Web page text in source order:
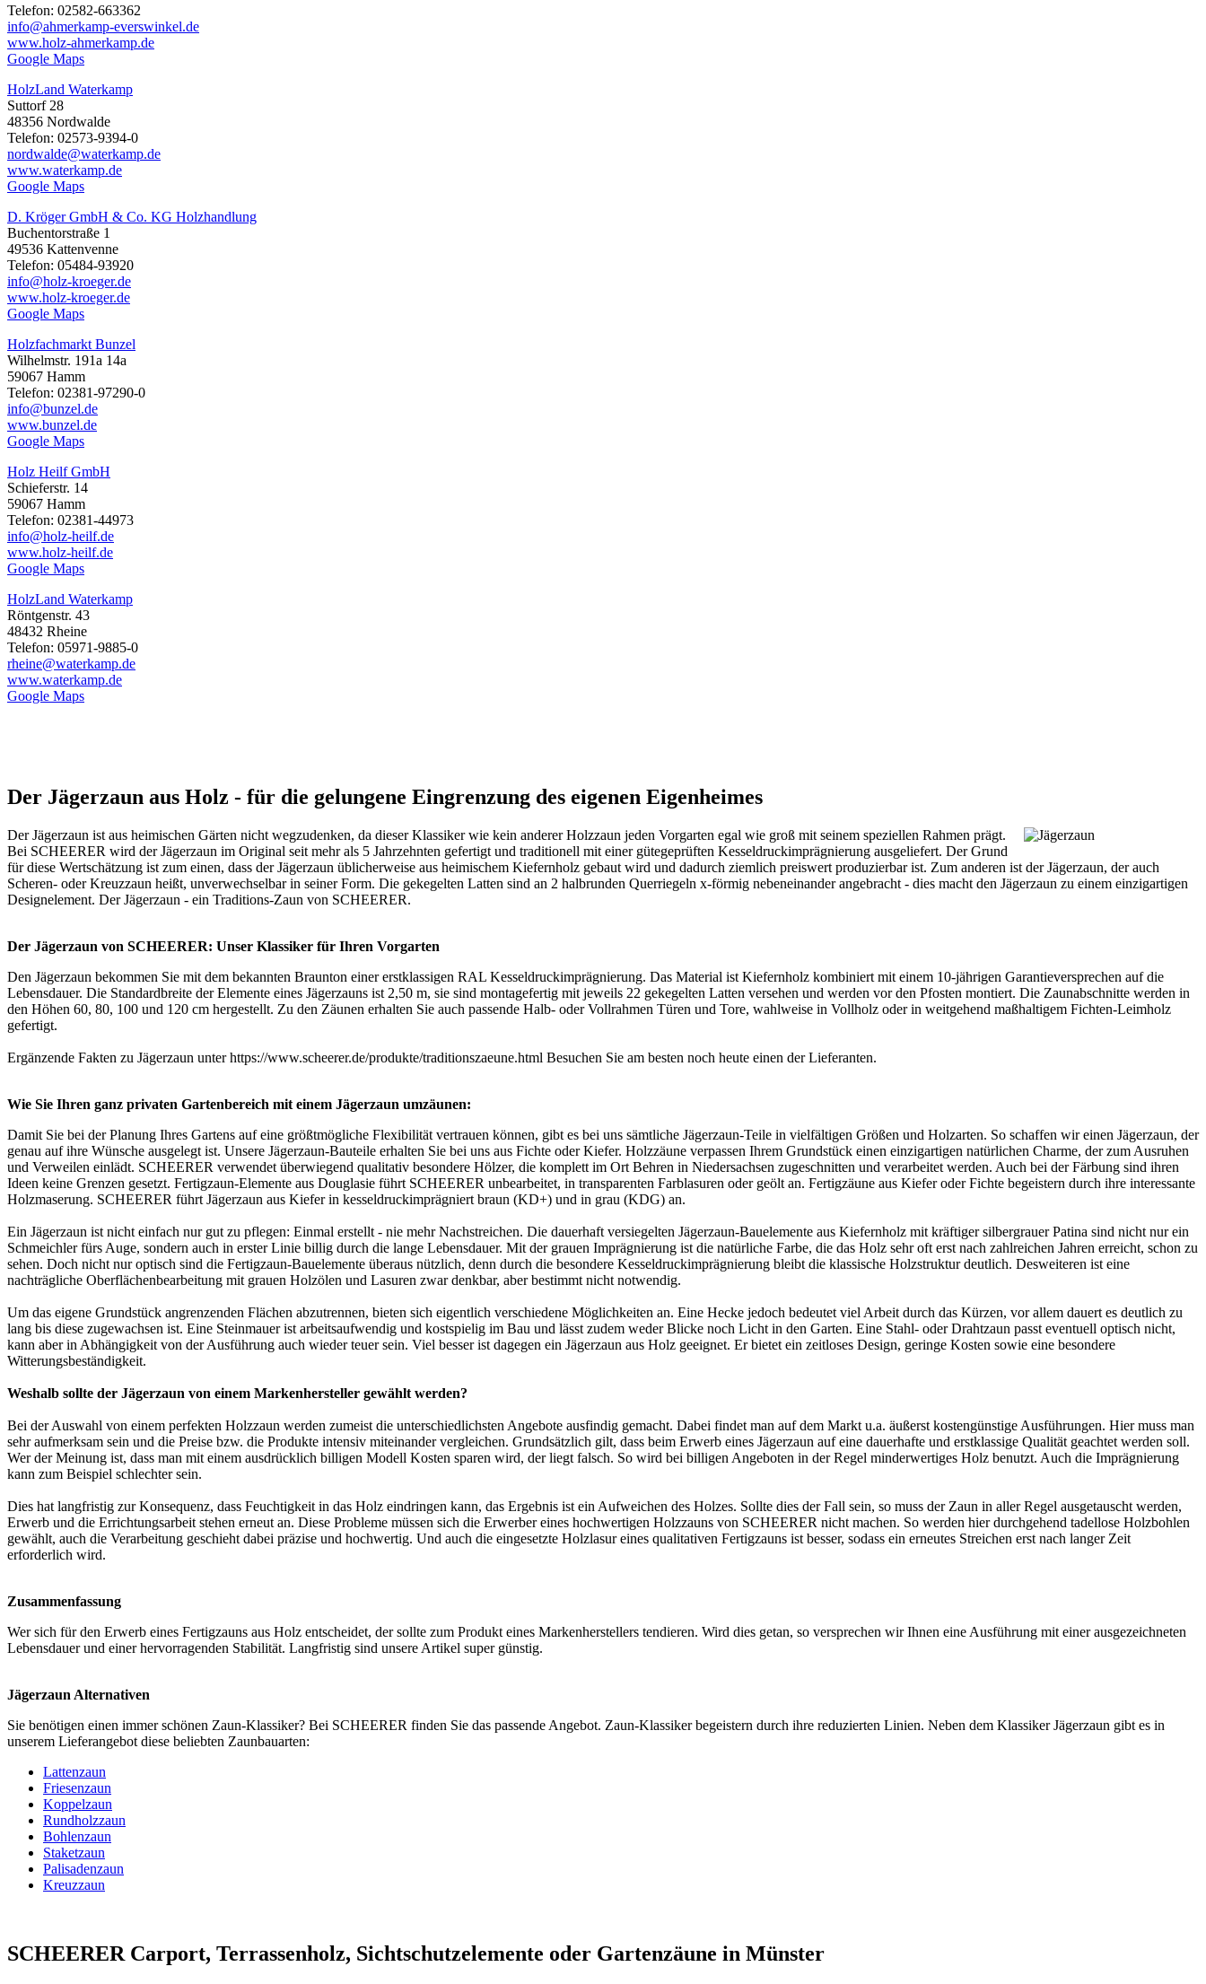
Telefon: 02582-663362
info@ahmerkamp-everswinkel.de
www.holz-ahmerkamp.de
Google Maps
HolzLand Waterkamp
Suttorf 28
48356 Nordwalde
Telefon: 02573-9394-0
nordwalde@waterkamp.de
www.waterkamp.de
Google Maps
D. Kröger GmbH & Co. KG Holzhandlung
Buchentorstraße 1
49536 Kattenvenne
Telefon: 05484-93920
info@holz-kroeger.de
www.holz-kroeger.de
Google Maps
Holzfachmarkt Bunzel
Wilhelmstr. 191a 14a
59067 Hamm
Telefon: 02381-97290-0
info@bunzel.de
www.bunzel.de
Google Maps
Holz Heilf GmbH
Schieferstr. 14
59067 Hamm
Telefon: 02381-44973
info@holz-heilf.de
www.holz-heilf.de
Google Maps
HolzLand Waterkamp
Röntgenstr. 43
48432 Rheine
Telefon: 05971-9885-0
rheine@waterkamp.de
www.waterkamp.de
Google Maps
Der Jägerzaun aus Holz - für die gelungene Eingrenzung des eigenen Eigenheimes
Der Jägerzaun ist aus heimischen Gärten nicht wegzudenken, da dieser Klassiker wie kein andererHolzzaun jeden Vorgarten egal wie groß mit seinem speziellen Rahmen prägt.
Bei SCHEERER wird der Jägerzaun im Original seit mehr als 5 Jahrzehnten gefertigt und traditionell mit einer gütegeprüften Kesseldruckimprägnierung ausgeliefert. Der Grund
für diese Wertschätzung ist zum einen, dass der Jägerzaun üblicherweise aus heimischem Kiefernholz gebaut wird und dadurch ziemlich preiswert produzierbar ist. Zum anderen ist der Jägerzaun, der auch
Scheren- oder Kreuzzaun heißt, unverwechselbar in seiner Form. Die gekegelten Latten sind an 2 halbrunden Querriegeln x-förmig nebeneinander angebracht - dies macht den Jägerzaun zu einem einzigartigen
Designelement. Der Jägerzaun - ein Traditions-Zaun von SCHEERER.
Der Jägerzaun von SCHEERER: Unser Klassiker für Ihren Vorgarten
Den Jägerzaun bekommen Sie mit dem bekannten Braunton einer erstklassigen RAL Kesseldruckimprägnierung. Das Material ist Kiefernholz kombiniert mit einem 10-jährigen Garantieversprechen auf die
Lebensdauer. Die Standardbreite der Elemente eines Jägerzauns ist 2,50 m, sie sind montagefertig mit jeweils 22 gekegelten Latten versehen und werden vor den Pfosten montiert. Die Zaunabschnitte werden in
den Höhen 60, 80, 100 und 120 cm hergestellt. Zu den Zäunen erhalten Sie auch passende Halb- oder Vollrahmen Türen und Tore, wahlweise in Vollholz oder in weitgehend maßhaltigem Fichten-Leimholz
gefertigt.
Ergänzende Fakten zu Jägerzaun unterhttps://www.scheerer.de/produkte/traditionszaeune.html Besuchen Sie am besten noch heute einen derLieferanten.
Wie Sie Ihren ganz privaten Gartenbereich mit einem Jägerzaun umzäunen:
Damit Sie bei der Planung Ihres Gartens auf eine größtmögliche Flexibilität vertrauen können, gibt es bei uns sämtliche Jägerzaun-Teile in vielfältigen Größen und Holzarten. So schaffen wir einen Jägerzaun, der
genau auf ihre Wünsche ausgelegt ist. Unsere Jägerzaun-Bauteile erhalten Sie bei uns aus Fichte oder Kiefer. Holzzäune verpassen Ihrem Grundstück einen einzigartigen natürlichen Charme, der zum Ausruhen
und Verweilen einlädt. SCHEERER verwendet überwiegend qualitativ besondere Hölzer, die komplett im Ort Behren in Niedersachsen zugeschnitten und verarbeitet werden. Auch bei der Färbung sind ihren
Ideen keine Grenzen gesetzt. Fertigzaun-Elemente aus Douglasie führt SCHEERER unbearbeitet, in transparenten Farblasuren oder geölt an. Fertigzäune aus Kiefer oder Fichte begeistern durch ihre interessante
Holzmaserung. SCHEERER führt Jägerzaun aus Kiefer in kesseldruckimprägniert braun (KD+) und in grau (KDG) an.
Ein Jägerzaun ist nicht einfach nur gut zu pflegen: Einmal erstellt - nie mehr Nachstreichen. Die dauerhaft versiegelten Jägerzaun-Bauelemente aus Kiefernholz mit kräftiger silbergrauer Patina sind nicht nur ein
Schmeichler fürs Auge, sondern auch in erster Linie billig durch die lange Lebensdauer. Mit der grauen Imprägnierung ist die natürliche Farbe, die das Holz sehr oft erst nach zahlreichen Jahren erreicht, schon zu
sehen. Doch nicht nur optisch sind die Fertigzaun-Bauelemente überaus nützlich, denn durch die besondere Kesseldruckimprägnierung bleibt die klassische Holzstruktur deutlich. Desweiteren ist eine
nachträgliche Oberflächenbearbeitung mit grauen Holzölen und Lasuren zwar denkbar, aber bestimmt nicht notwendig.
Um das eigene Grundstück angrenzenden Flächen abzutrennen, bieten sich eigentlich verschiedene Möglichkeiten an. Eine Hecke jedoch bedeutet viel Arbeit durch das Kürzen, vor allem dauert es deutlich zu
lang bis diese zugewachsen ist. Eine Steinmauer ist arbeitsaufwendig und kostspielig im Bau und lässt zudem weder Blicke noch Licht in den Garten. Eine Stahl- oder Drahtzaun passt eventuell optisch nicht,
kann aber in Abhängigkeit von der Ausführung auch wieder teuer sein. Viel besser ist dagegen ein Jägerzaun aus Holz geeignet. Er bietet ein zeitloses Design, geringe Kosten sowie eine besondere
Witterungsbeständigkeit.
Weshalb sollte der Jägerzaun von einem Markenhersteller gewählt werden?
Bei der Auswahl von einem perfekten Holzzaun werden zumeist die unterschiedlichsten Angebote ausfindig gemacht. Dabei findet man auf dem Markt u.a. äußerst kostengünstige Ausführungen. Hier muss man
sehr aufmerksam sein und die Preise bzw. die Produkte intensiv miteinander vergleichen. Grundsätzlich gilt, dass beim Erwerb eines Jägerzaun auf eine dauerhafte und erstklassige Qualität geachtet werden soll.
Wer der Meinung ist, dass man mit einem ausdrücklich billigen Modell Kosten sparen wird, der liegt falsch. So wird bei billigen Angeboten in der Regel minderwertiges Holz benutzt. Auch die Imprägnierung
kann zum Beispiel schlechter sein.
Dies hat langfristig zur Konsequenz, dass Feuchtigkeit in das Holz eindringen kann, das Ergebnis ist ein Aufweichen des Holzes. Sollte dies der Fall sein, so muss der Zaun in aller Regel ausgetauscht werden,
Erwerb und die Errichtungsarbeit stehen erneut an. Diese Probleme müssen sich die Erwerber eines hochwertigen Holzzauns von SCHEERER nicht machen. So werden hier durchgehend tadellose Holzbohlen
gewählt, auch die Verarbeitung geschieht dabei präzise und hochwertig. Und auch die eingesetzte Holzlasur eines qualitativen Fertigzauns ist besser, sodass ein erneutes Streichen erst nach langer Zeit
erforderlich wird.
Zusammenfassung
Wer sich für den Erwerb eines Fertigzauns aus Holz entscheidet, der sollte zum Produkt eines Markenherstellers tendieren. Wird dies getan, so versprechen wir Ihnen eine Ausführung mit einer ausgezeichneten
Lebensdauer und einer hervorragenden Stabilität. Langfristig sind unsere Artikel super günstig.
Jägerzaun Alternativen
Sie benötigen einen immer schönen Zaun-Klassiker? Bei SCHEERER finden Sie das passende Angebot. Zaun-Klassiker begeistern durch ihre reduzierten Linien. Neben dem Klassiker Jägerzaun gibt es in
unserem Lieferangebot diese beliebten Zaunbauarten:
Lattenzaun
Friesenzaun
Koppelzaun
Rundholzzaun
Bohlenzaun
Staketzaun
Palisadenzaun
Kreuzzaun
SCHEERER Carport, Terrassenholz, Sichtschutzelemente oder Gartenzäune in Münster